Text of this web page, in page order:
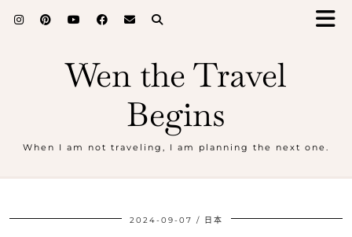
Wen the Travel
Begins
When I am not traveling, I am planning the next one.
2024-09-07 日本